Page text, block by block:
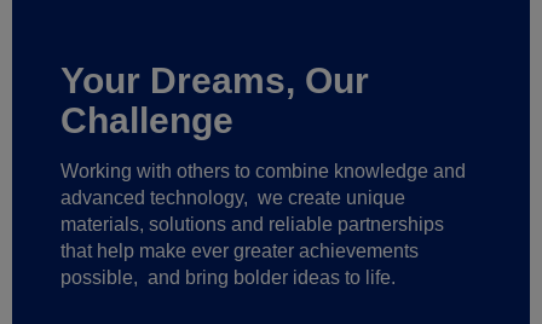
Your Dreams, Our
Challenge
Working with others to combine knowledge and
advanced technology, we create unique
materials, solutions and reliable partnerships
that help make ever greater achievements
possible, and bring bolder ideas to life.